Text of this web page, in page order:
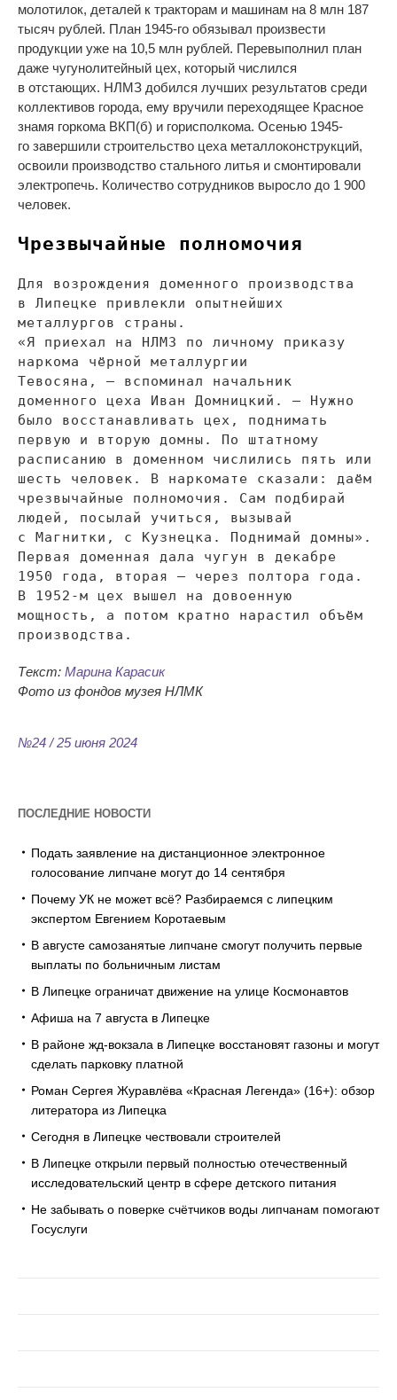
молотилок, деталей к тракторам и машинам на 8 млн 187
тысяч рублей. План 1945-го обязывал произвести
продукции уже на 10,5 млн рублей. Перевыполнил план
даже чугунолитейный цех, который числился
в отстающих. НЛМЗ добился лучших результатов среди
коллективов города, ему вручили переходящее Красное
знамя горкома ВКП(б) и горисполкома. Осенью 1945-
го завершили строительство цеха металлоконструкций,
освоили производство стального литья и смонтировали
электропечь. Количество сотрудников выросло до 1 900
человек.
Чрезвычайные полномочия
Для возрождения доменного производства
в
Липецке привлекли опытнейших
металлургов страны.
«Я приехал на НЛМЗ по
личному приказу
наркома чёрной металлургии
Тевосяна,
— вспоминал начальник
доменного цеха Иван Домницкий. —
Нужно
было восстанавливать цех, поднимать
первую и
вторую домны. По
штатному
расписанию в
доменном числились пять или
шесть человек. В
наркомате сказали: даём
чрезвычайные полномочия. Сам подбирай
людей, посылай учиться, вызывай
с
Магнитки, с Кузнецка. Поднимай домны» .
Первая доменная дала чугун в
декабре
1950 года, вторая
— через полтора года.
В
1952-м цех вышел на
довоенную
мощность, а
потом кратно нарастил объём
производства.
Текст: Марина Карасик
Фото из фондов музея НЛМК
№24 / 25 июня 2024
ПОСЛЕДНИЕ НОВОСТИ
Подать заявление на дистанционное электронное
голосование липчане могут до 14 сентября
Почему УК не может всё? Разбираемся с липецким
экспертом Евгением Коротаевым
В августе самозанятые липчане смогут получить первые
выплаты по больничным листам
В Липецке ограничат движение на улице Космонавтов
Афиша на 7 августа в Липецке
В районе жд-вокзала в Липецке восстановят газоны и могут
сделать парковку платной
Роман Сергея Журавлёва «Красная Легенда» (16+): обзор
литератора из Липецка
Сегодня в Липецке чествовали строителей
В Липецке открыли первый полностью отечественный
исследовательский центр в сфере детского питания
Не забывать о поверке счётчиков воды липчанам помогают
Госуслуги